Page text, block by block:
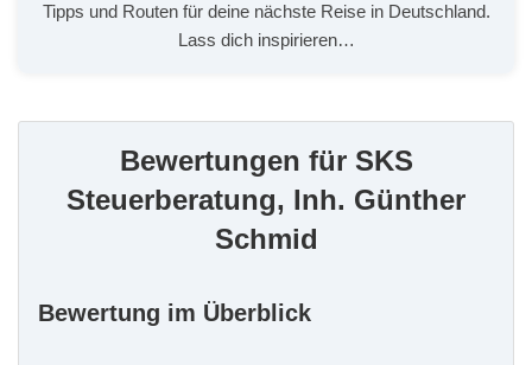
Tipps und Routen für deine nächste Reise in Deutschland.
Lass dich inspirieren…
Bewertungen für SKS
Steuerberatung, Inh. Günther
Schmid
Bewertung im Überblick